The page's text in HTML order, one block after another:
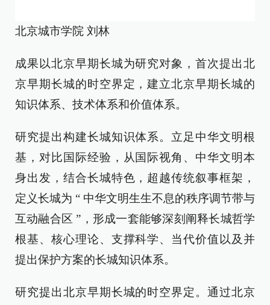
北京城市学院 刘林
成果以北京早期长城为研究对象，首次提出北
京早期长城的时空界定，建立北京早期长城的
知识体系、技术体系和价值体系。
研究提出构建长城知识体系。立足中华文明根
基，对比国际经验，从国际视角、中华文明本
身出发，结合长城特色，超越传统叙事框架，
定义长城为 “ 中华文明生生不息的秩序调节带与
互动融合区 ”，形成一套能够深刻阐释长城哲学
根基、核心理论、支撑科学、当代价值以及并
提出保护方案的长城知识体系。
研究提出北京早期长城的时空界定。通过北京